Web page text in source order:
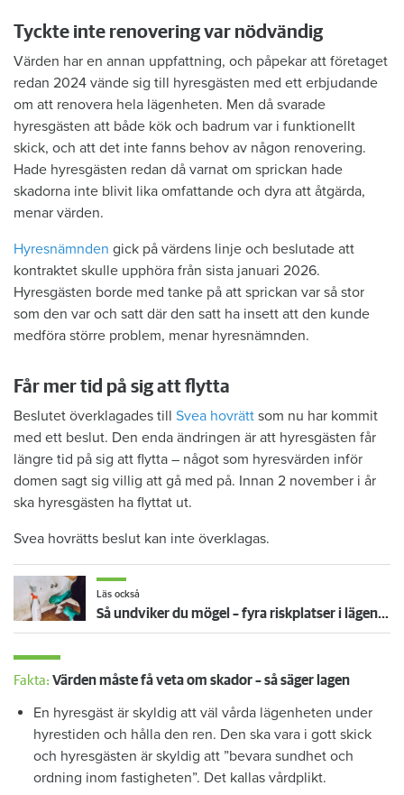
Tyckte inte renovering var nödvändig
Värden har en annan uppfattning, och påpekar att företaget
redan 2024 vände sig till hyresgästen med ett erbjudande
om att renovera hela lägenheten. Men då svarade
hyresgästen att både kök och badrum var i funktionellt
skick, och att det inte fanns behov av någon renovering.
Hade hyresgästen redan då varnat om sprickan hade
skadorna inte blivit lika omfattande och dyra att åtgärda,
menar värden.
Hyresnämnden gick på värdens linje och beslutade att
kontraktet skulle upphöra från sista januari 2026.
Hyresgästen borde med tanke på att sprickan var så stor
som den var och satt där den satt ha insett att den kunde
medföra större problem, menar hyresnämnden.
Får mer tid på sig att flytta
Beslutet överklagades till Svea hovrätt som nu har kommit
med ett beslut. Den enda ändringen är att hyresgästen får
längre tid på sig att flytta – något som hyresvärden inför
domen sagt sig villig att gå med på. Innan 2 november i år
ska hyresgästen ha flyttat ut.
Svea hovrätts beslut kan inte överklagas.
Läs också
Så undviker du mögel – fyra riskplatser i lägenheten: ”Måste städa bort”
Fakta: Värden måste få veta om skador – så säger lagen
En hyresgäst är skyldig att väl vårda lägenheten under
hyrestiden och hålla den ren. Den ska vara i gott skick
och hyresgästen är skyldig att ”bevara sundhet och
ordning inom fastigheten”. Det kallas vårdplikt.